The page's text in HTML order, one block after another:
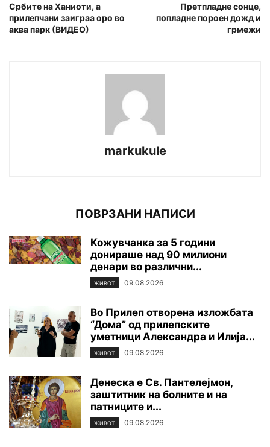
Србите на Ханиоти, а
прилепчани заиграа оро во
аква парк (ВИДЕО)
Претпладне сонце,
попладне пороен дожд и
грмежи
markukule
ПОВРЗАНИ НАПИСИ
Кожувчанка за 5 години
донираше над 90 милиони
денари во различни...
ЖИВОТ 09.08.2026
Во Прилеп отворена изложбата
“Дома” од прилепските
уметници Александра и Илија...
ЖИВОТ 09.08.2026
Денеска е Св. Пантелејмон,
заштитник на болните и на
патниците и...
ЖИВОТ 09.08.2026